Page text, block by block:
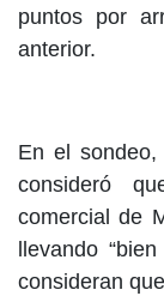
puntos por
anterior.
En el
consideró
comercial de
llevando
consideran